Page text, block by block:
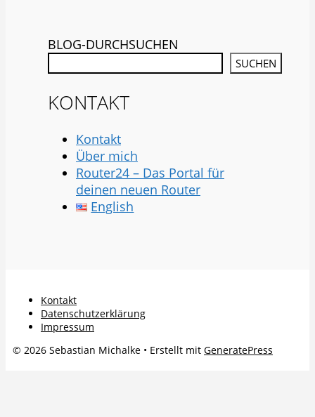
BLOG-DURCHSUCHEN
SUCHEN
KONTAKT
Kontakt
Über mich
Router24 – Das Portal für
deinen neuen Router
English
Kontakt
Datenschutzerklärung
Impressum
© 2026 Sebastian Michalke • Erstellt mit GeneratePress